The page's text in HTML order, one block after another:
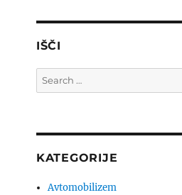
IŠČI
Search
for:
KATEGORIJE
Avtomobilizem